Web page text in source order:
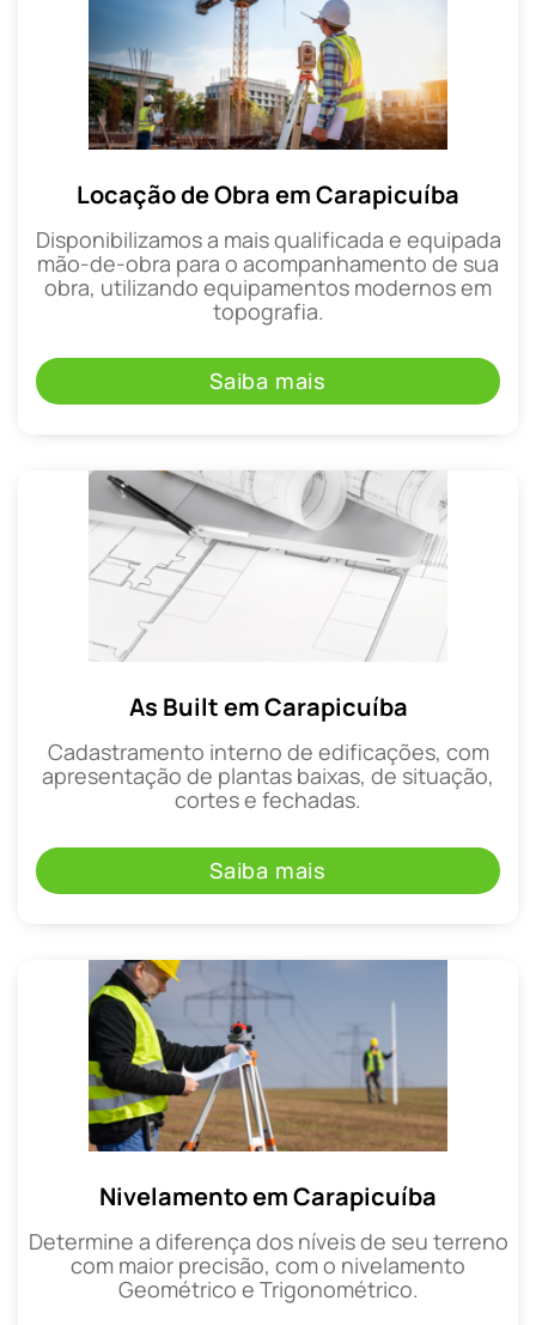
Locação de Obra em Carapicuíba
Disponibilizamos a mais qualificada e equipada
mão-de-obra para o acompanhamento de sua
obra, utilizando equipamentos modernos em
topografia.
Saiba mais
As Built em Carapicuíba
Cadastramento interno de edificações, com
apresentação de plantas baixas, de situação,
cortes e fechadas.
Saiba mais
Nivelamento em Carapicuíba
Determine a diferença dos níveis de seu terreno
com maior precisão, com o nivelamento
Geométrico e Trigonométrico.